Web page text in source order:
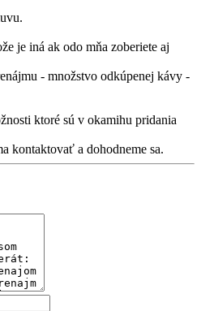
je iná ak odo mňa zoberiete aj
- množstvo odkúpenej kávy -
ktoré sú v okamihu pridania
kontaktovať a dohodneme sa.